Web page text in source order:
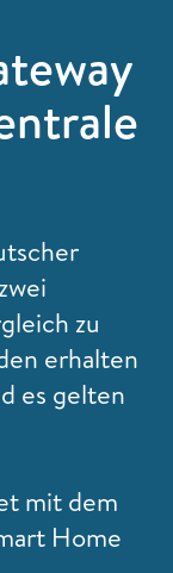
zu
erhalten
es gelten
mit dem
Home